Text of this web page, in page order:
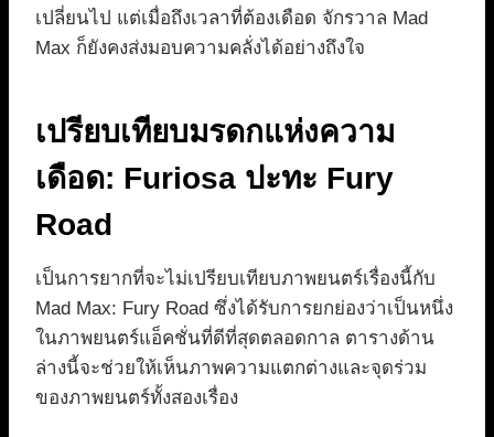
เปลี่ยนไป แต่เมื่อถึงเวลาที่ต้องเดือด จักรวาล Mad
Max ก็ยังคงส่งมอบความคลั่งได้อย่างถึงใจ
เปรียบเทียบมรดกแห่งความ
เดือด: Furiosa ปะทะ Fury
Road
เป็นการยากที่จะไม่เปรียบเทียบภาพยนตร์เรื่องนี้กับ
Mad Max: Fury Road ซึ่งได้รับการยกย่องว่าเป็นหนึ่ง
ในภาพยนตร์แอ็คชั่นที่ดีที่สุดตลอดกาล ตารางด้าน
ล่างนี้จะช่วยให้เห็นภาพความแตกต่างและจุดร่วม
ของภาพยนตร์ทั้งสองเรื่อง